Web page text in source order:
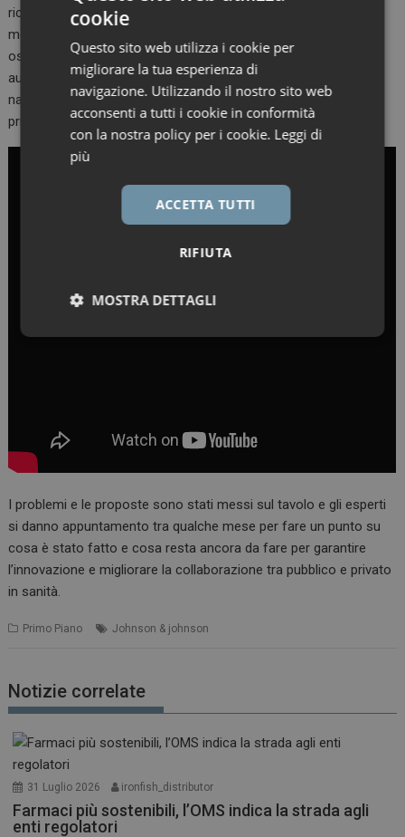
ricoveri, dice Bianciardi, il tentativo è di ottimizzare le degenze
mediche. Sulla collaborazione pubblico-privato la dott.ssa
osserva che “le aziende sanitarie spesso non riescono in
autonomia a gestire l’innovazione. Quindi il Sistema sanitario
nazionale deve andare verso una maggiore partnership con i
privati”.
I problemi e le proposte sono stati messi sul tavolo e gli esperti
si danno appuntamento tra qualche mese per fare un punto su
cosa è stato fatto e cosa resta ancora da fare per garantire
l’innovazione e migliorare la collaborazione tra pubblico e privato
in sanità.
Primo Piano Johnson & johnson
Notizie correlate
31 Luglio 2026 ironfish_distributor
Farmaci più sostenibili, l’OMS indica la strada agli
enti regolatori
cookie
Questo sito web utilizza i cookie per
migliorare la tua esperienza di
navigazione. Utilizzando il nostro sito web
acconsenti a tutti i cookie in conformità
con la nostra policy per i cookie. Leggi di
più
ACCETTA TUTTI
RIFIUTA
MOSTRA DETTAGLI
Necessari Marketing
I cookie necessari contribuiscono a rendere fruibile il
sito web abilitandone funzionalità di base quali la
navigazione sulle pagine e l'accesso alle aree
protette del sito. Il sito web non è in grado di
funzionare correttamente senza questi cookie.
.dailyhealthindustry.it